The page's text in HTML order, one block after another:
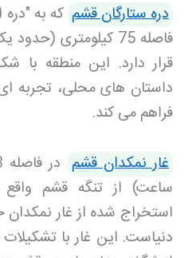
دره ستارگان قشم که به
فاصله 75 کیلومتری
قرار دارد. این منطقه
داستان‌ های محلی، تجربه‌
فراهم می‌ کند.
غار نمکدان قشم
ساعت) از تنگه قشم
استخراج شده از غار
دنیاست. این غار با